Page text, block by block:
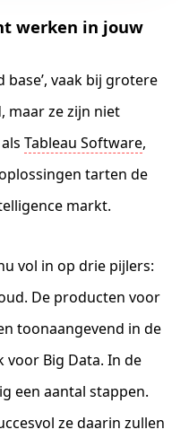
werken in jouw
base’, vaak bij grotere
maar ze zijn niet
alsTableau Software,
tarten de
markt.
vol in op drie pijlers:
De producten voor
toonaangevend in de
Big Data. In de
een aantal stappen.
ze daarin zullen